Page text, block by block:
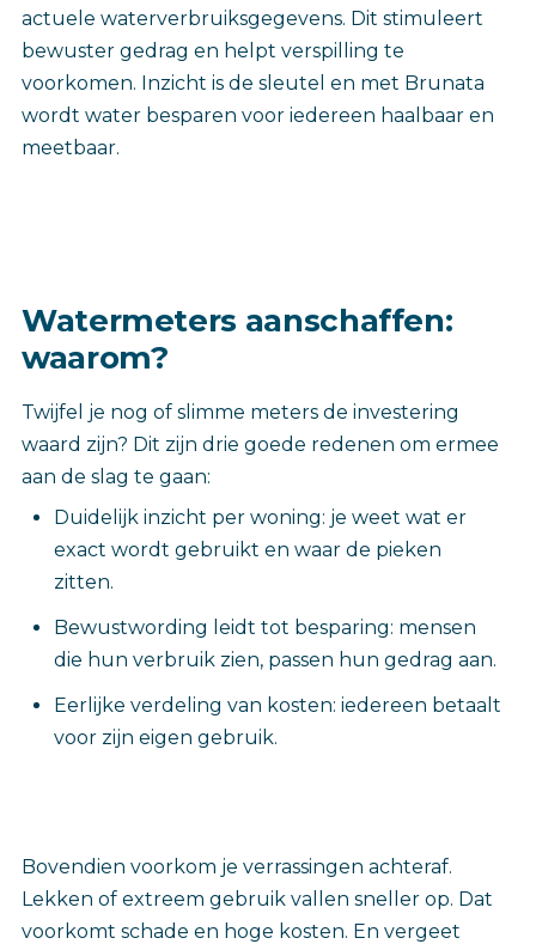
actuele waterverbruiksgegevens. Dit stimuleert
bewuster gedrag en helpt verspilling te
voorkomen. Inzicht is de sleutel en met Brunata
wordt water besparen voor iedereen haalbaar en
meetbaar.
Watermeters aanschaffen:
waarom?
Twijfel je nog of slimme meters de investering
waard zijn? Dit zijn drie goede redenen om ermee
aan de slag te gaan:
Duidelijk inzicht per woning: je weet wat er
exact wordt gebruikt en waar de pieken
zitten.
Bewustwording leidt tot besparing: mensen
die hun verbruik zien, passen hun gedrag aan.
Eerlijke verdeling van kosten: iedereen betaalt
voor zijn eigen gebruik.
Bovendien voorkom je verrassingen achteraf.
Lekken of extreem gebruik vallen sneller op. Dat
voorkomt schade en hoge kosten. En vergeet